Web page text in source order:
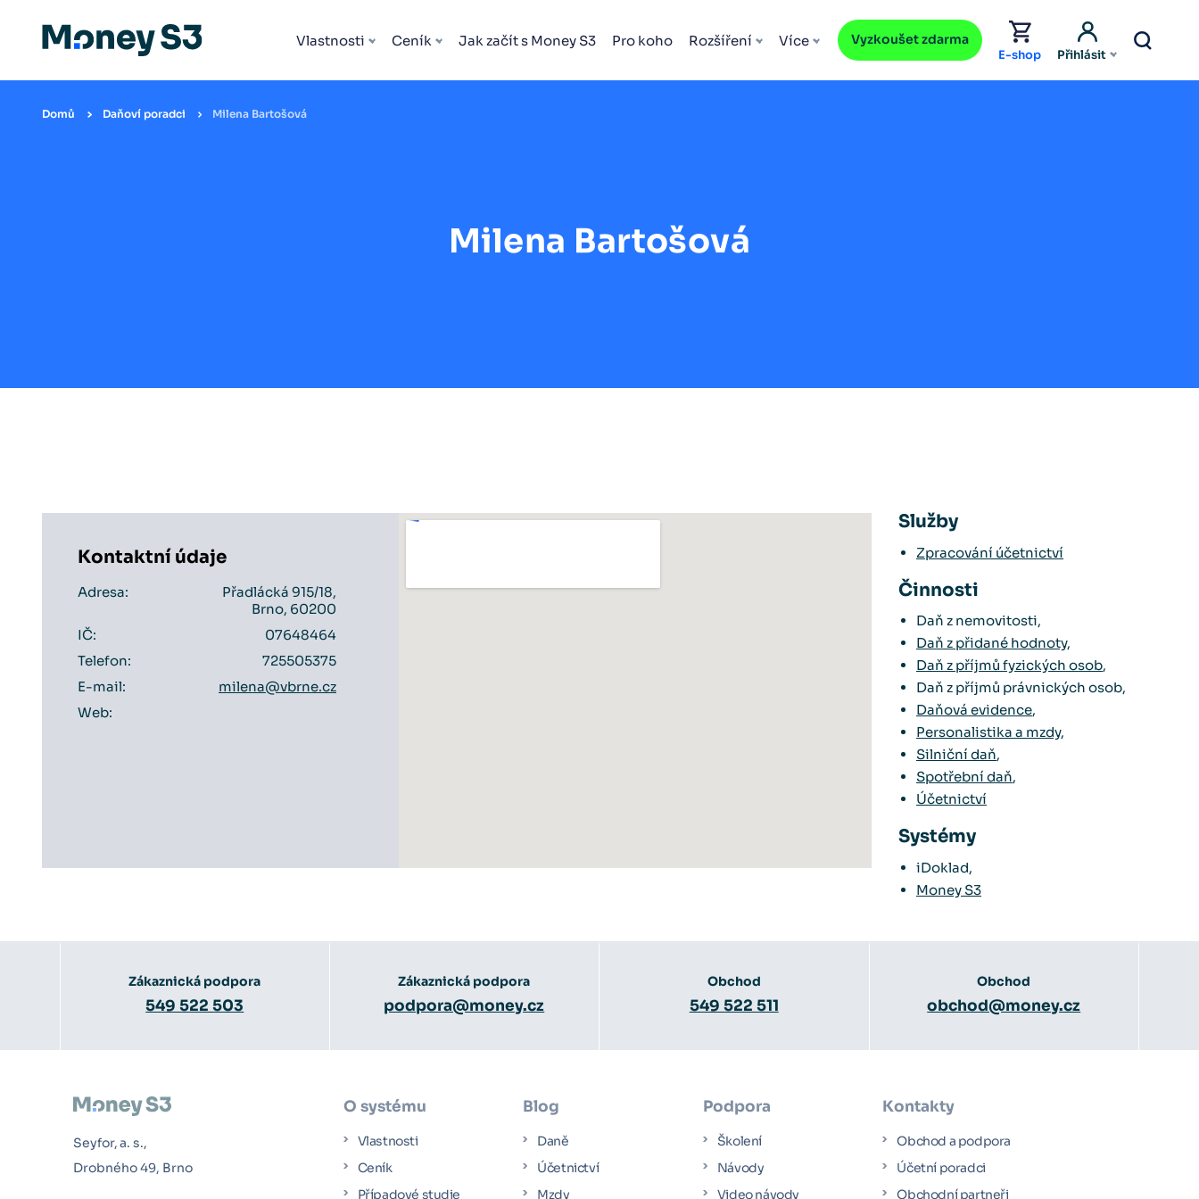
Vlastnosti Ceník Jak začít s Money S3 Pro koho Rozšíření Více Vyzkoušet zdarma
E-shop Přihlásit
Domů Daňoví poradci Milena Bartošová
Milena Bartošová
Kontaktní údaje
Adresa:
Přadlácká 915/18,
Brno, 60200
IČ:
07648464
Telefon:
725505375
E-mail:
milena@vbrne.cz
Web:
Služby
Zpracování účetnictví
Činnosti
Daň z nemovitosti,
Daň z přidané hodnoty,
Daň z příjmů fyzických osob,
Daň z příjmů právnických osob,
Daňová evidence,
Personalistika a mzdy,
Silniční daň,
Spotřební daň,
Účetnictví
Systémy
iDoklad,
Money S3
Zákaznická podpora
549 522 503
Zákaznická podpora
podpora@money.cz
Obchod
549 522 511
Obchod
obchod@money.cz
Seyfor, a. s.,
Drobného 49, Brno
O systému
Vlastnosti
Ceník
Případové studie
Blog
Daně
Účetnictví
Mzdy
Podpora
Školení
Návody
Video návody
Kontakty
Obchod a podpora
Účetní poradci
Obchodní partneři